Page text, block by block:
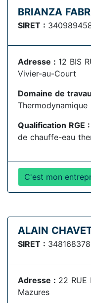
BRIANZA
SIRET :
Adresse : 12 BIS
Vivier-au-Court
Domaine de
Thermodynamique
Qualification RGE :
de chauffe-eau
C'est mon
ALAIN
SIRET :
Adresse : 22 RUE
Mazures